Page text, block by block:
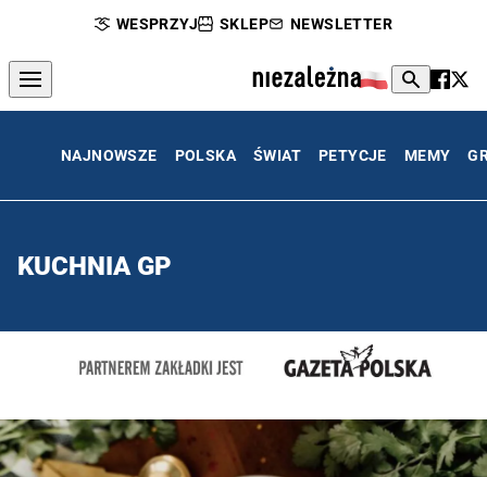
WESPRZYJ SKLEP NEWSLETTER
NAJNOWSZE POLSKA ŚWIAT PETYCJE MEMY
KUCHNIA GP